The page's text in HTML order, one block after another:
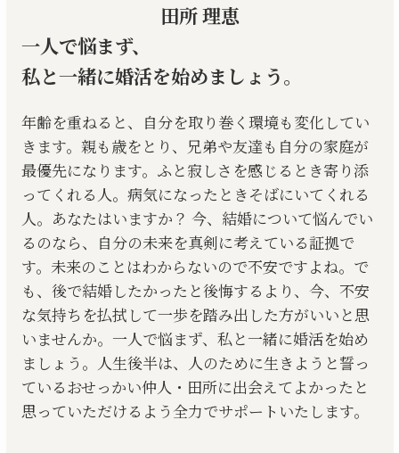
田所 理恵
一人で悩まず、
私と一緒に婚活を始めましょう。
年齢を重ねると、自分を取り巻く環境も変化してい
きます。親も歳をとり、兄弟や友達も自分の家庭が
最優先になります。ふと寂しさを感じるとき寄り添
ってくれる人。病気になったときそばにいてくれる
人。あなたはいますか？ 今、結婚について悩んでい
るのなら、自分の未来を真剣に考えている証拠で
す。未来のことはわからないので不安ですよね。で
も、後で結婚したかったと後悔するより、今、不安
な気持ちを払拭して一歩を踏み出した方がいいと思
いませんか。一人で悩まず、私と一緒に婚活を始め
ましょう。人生後半は、人のために生きようと誓っ
ているおせっかい仲人・田所に出会えてよかったと
思っていただけるよう全力でサポートいたします。